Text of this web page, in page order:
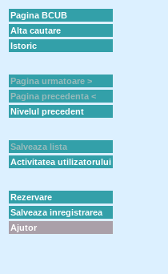
Pagina BCUB
Alta cautare
Istoric
Pagina urmatoare >
Pagina precedenta <
Nivelul precedent
Salveaza lista
Activitatea utilizatorului
Rezervare
Salveaza inregistrarea
Ajutor